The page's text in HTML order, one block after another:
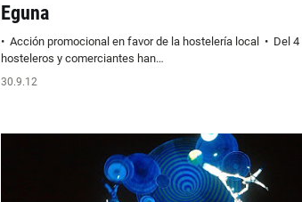
Eguna
• Acción promocional en favor de la hostelería local • Del 4
hosteleros y comerciantes han…
30.9.12